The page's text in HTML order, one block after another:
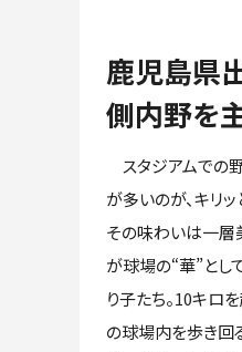
鹿児島県
側内野を
スタジアムでの
が多いのが、キリ
その味わいは一層
が球場の“華”とし
り子たち。10キロ
の球場内を歩き回